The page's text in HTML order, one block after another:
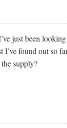
just been
I’ve found out so
supply?